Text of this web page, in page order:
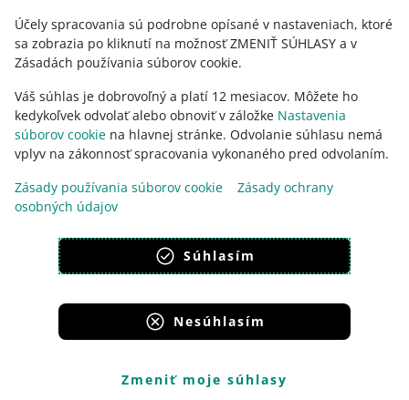
Účely spracovania sú podrobne opísané v nastaveniach, ktoré
sa zobrazia po kliknutí na možnosť ZMENIŤ SÚHLASY a v
Zásadách používania súborov cookie.
Váš súhlas je dobrovoľný a platí 12 mesiacov. Môžete ho
kedykoľvek odvolať alebo obnoviť v záložke Nastavenia
súborov cookie na hlavnej stránke. Odvolanie súhlasu nemá
vplyv na zákonnosť spracovania vykonaného pred odvolaním.
Zásady používania súborov cookie
Zásady ochrany
osobných údajov
Súhlasím
Nesúhlasím
Zmeniť moje súhlasy
vzhľad: svetlý motív
Portály skupiny Allegro
Allegro.sk Allegro.hu Onedelivery.cz